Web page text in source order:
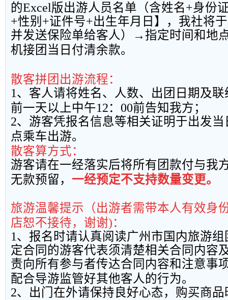
的Excel版出游人员名单（含姓名+身份
+性别 +证件号+出生年月日】，我社将
并发送保险单给客人）→指定时间和地
机接团当日付清余款。
散客拼团出游流程：
1、客人请将姓名、人数、出团日期及
前一天以上中午12： 00前告知我方；
2、游客凭报名信息等相关证明于出发
点乘车出游。
散客算方式：
游客请在一经落实后将所有团款付与我
无款预留， 一经预定不支持数量变更。
旅游温馨提示（出游者需带本人有效身
店恕不接待，谢谢)：
1、报名时请认真阅读广州市国内旅游
定合同的游客代表须清楚相关合同内容
责向所有参与者传达合同内容和注意事
配合导游监管好其他客人的行为。
2、出门在外请保持良好心态，购买商